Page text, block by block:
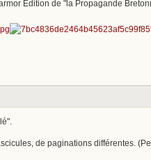
Edition de "la Propagande
de paginations différentes.